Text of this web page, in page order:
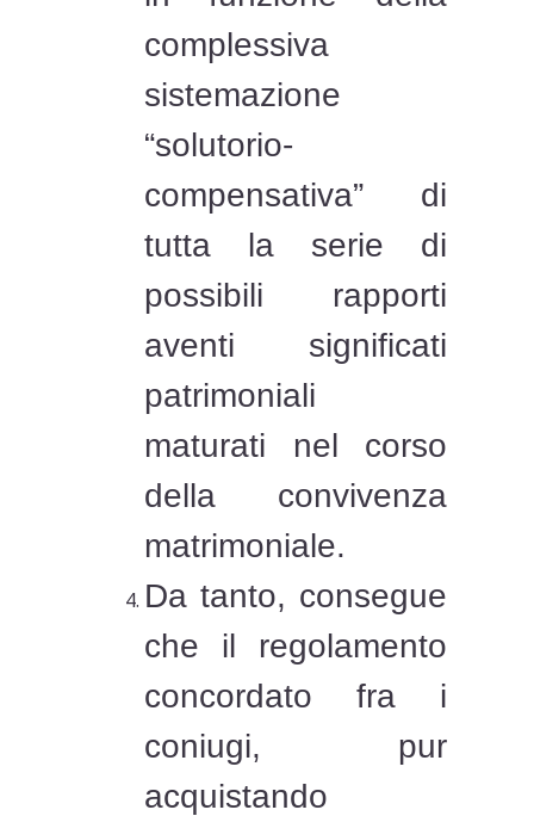
complessiva
sistemazione
“solutorio-
compensativa” di
tutta la serie di
possibili rapporti
aventi significati
patrimoniali
maturati nel corso
della convivenza
matrimoniale.
Da tanto, consegue
che il regolamento
concordato fra i
coniugi, pur
acquistando